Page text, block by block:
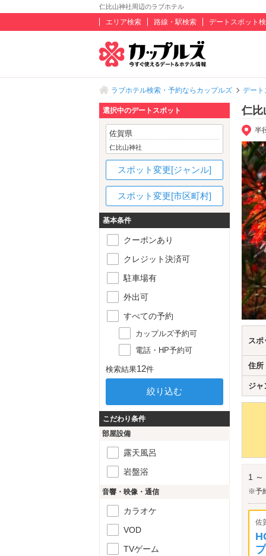
仁比山神社周辺のラブホテル
エリア検索 路線・駅検索 デートスポット
ラブホテル検索・予約ならカップルズ デート
仁比
半
スポ
住所
ジャ
1 ～
※予
佐
プ
選択中のデートスポット
佐賀県
仁比山神社
スポット変更[ジャンル]
スポット変更[市区町村]
基本条件
クーポンあり
クレジット決済可
駐車場有
外出可
すべての予約
カップルズ予約可
電話・HP予約可
検索結果12件
こだわり条件
部屋設備
露天風呂
岩盤浴
音響・映像・通信
カラオケ
VOD
TVゲーム